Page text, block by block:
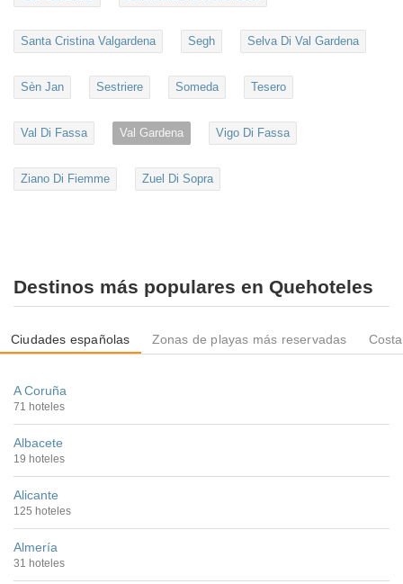
Santa Cristina Valgardena Segh Selva Di Val Gardena
Sèn Jan Sestriere Someda Tesero
Val Di Fassa Val Gardena Vigo Di Fassa
Ziano Di Fiemme Zuel Di Sopra
Destinos más populares en Quehoteles
Ciudades españolas Zonas de playas más reservadas
A Coruña
71 hoteles
Albacete
19 hoteles
Alicante
125 hoteles
Almería
31 hoteles